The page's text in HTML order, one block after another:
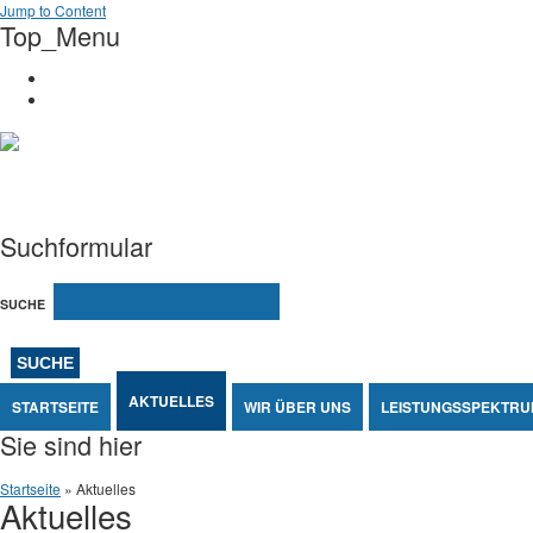
Jump to Content
Top_Menu
Suchformular
SUCHE
STARTSEITE AKTUELLES WIR ÜBER UNS
Sie sind hier
Startseite » Aktuelles
Aktuelles